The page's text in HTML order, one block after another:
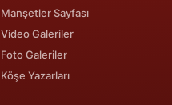
Manşetler Sayfası
Video Galeriler
Foto Galeriler
Köşe Yazarları